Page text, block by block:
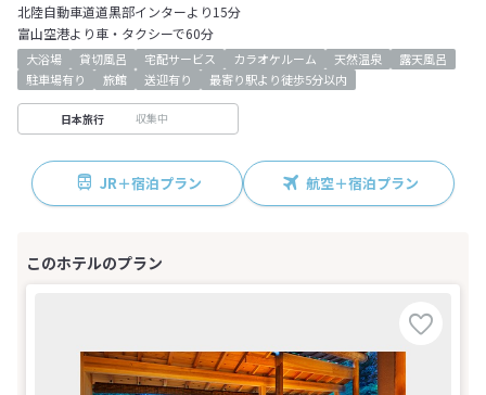
北陸自動車道道黒部インターより15分
富山空港より車・タクシーで60分
大浴場 貸切風呂 宅配サービス カラオケルーム 天然温泉
露天風呂
駐車場有り
旅館 送迎有り 最寄り駅より徒歩5分以内
日本旅行 収集中
JR＋宿泊プラン 航空＋宿泊プラン